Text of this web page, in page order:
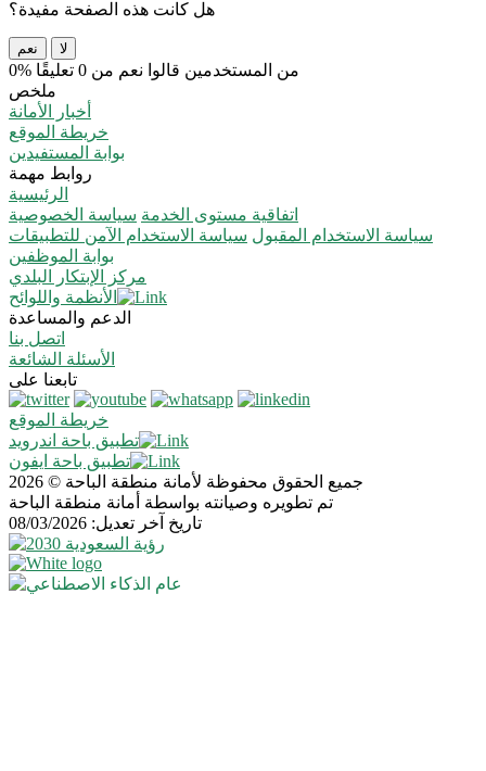
هل كانت هذه الصفحة مفيدة؟
نعم لا
0% من المستخدمين قالوا نعم من 0 تعليقًا
ملخص
أخبار الأمانة
خريطة الموقع
بوابة المستفيدين
روابط مهمة
الرئيسية
سياسة الخصوصية اتفاقية مستوى الخدمة
سياسة الاستخدام الآمن للتطبيقات سياسة الاستخدام المقبول
بوابة الموظفين
مركز الإبتكار البلدي
الأنظمة واللوائح
الدعم والمساعدة
اتصل بنا
الأسئلة الشائعة
تابعنا على
خريطة الموقع
تطبيق باحة اندرويد
تطبيق باحة ايفون
جميع الحقوق محفوظة لأمانة منطقة الباحة © 2026
تم تطويره وصيانته بواسطة أمانة منطقة الباحة
تاريخ آخر تعديل: 08/03/2026